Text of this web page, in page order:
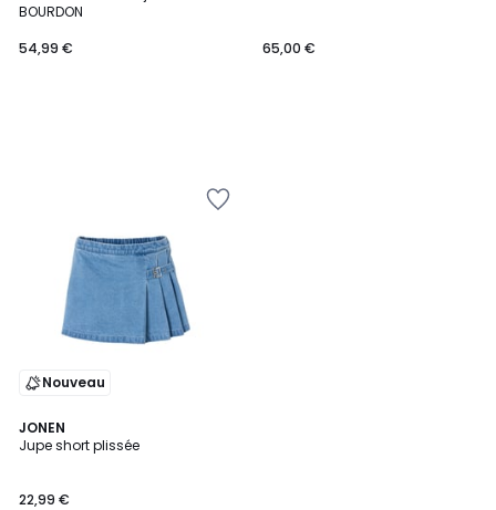
BOURDON
54,99 €
65,00 €
Nouveau
JONEN
Jupe short plissée
22,99 €